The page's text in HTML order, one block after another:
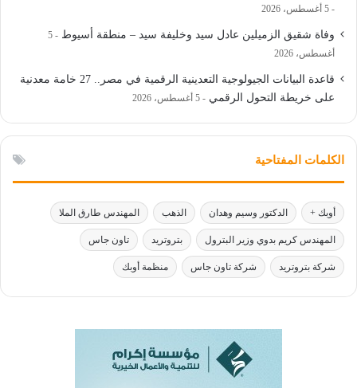
5 أغسطس، 2026
وفاة شقيق الزميلين عادل سيد وخليفة سيد – منطقة أسيوط
5
أغسطس، 2026
قاعدة البيانات الجيولوجية التعدينية الرقمية في مصر.. 27 خامة معدنية
على خريطة التحول الرقمي
5 أغسطس، 2026
الكلمات المفتاحية
أوبك + الدكتور وسيم وهدان الذهب المهندس طارق الملا
المهندس كريم بدوي وزير البترول بتروتريد تاون جاس
شركة بتروتريد شركة تاون جاس منظمة أوبك